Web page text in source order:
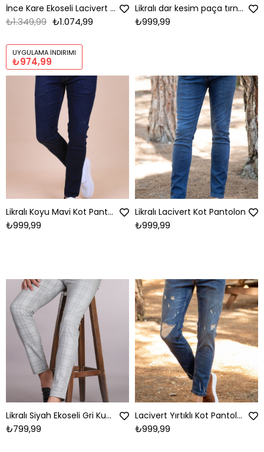
İnce Kare Ekoseli Lacivert Kumaş Pantolon
₺1.074,99
₺1.349,99
UYGULAMA İNDIRIMI
₺974,99
Likralı dar kesim paça tırnak detaylı lacivert kot pantolon
₺999,99
Likralı Koyu Mavi Kot Pantolon
₺999,99
Likralı Lacivert Kot Pantolon
₺999,99
Likralı Siyah Ekoseli Gri Kumaş Pantolon
₺799,99
Lacivert Yırtıklı Kot Pantolon
₺999,99